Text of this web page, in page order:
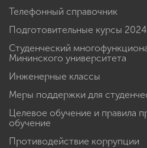
Телефонный справочник
Подготовительные курсы
Студенческий
Мининского университета
Инженерные классы
Меры поддержки для
Целевое обучение и правила
обучение
Противодействие коррупции